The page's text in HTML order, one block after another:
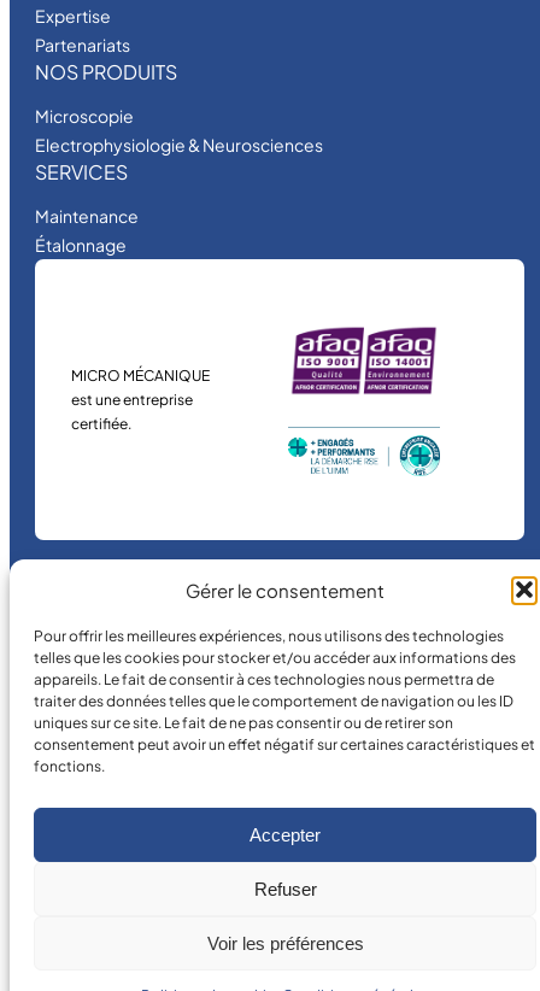
Gérer le consentement
Pour offrir les meilleures expériences, nous utilisons des technologies
telles que les cookies pour stocker et/ou accéder aux informations des
appareils. Le fait de consentir à ces technologies nous permettra de
traiter des données telles que le comportement de navigation ou les ID
uniques sur ce site. Le fait de ne pas consentir ou de retirer son
consentement peut avoir un effet négatif sur certaines caractéristiques et
fonctions.
Accepter
Refuser
Voir les préférences
Expertise
Partenariats
NOS PRODUITS
Microscopie
Electrophysiologie & Neurosciences
SERVICES
Maintenance
Étalonnage
MICRO MÉCANIQUE
est une entreprise
certifiée.
2026 MICRO MÉCANIQUE.
Conditions légales